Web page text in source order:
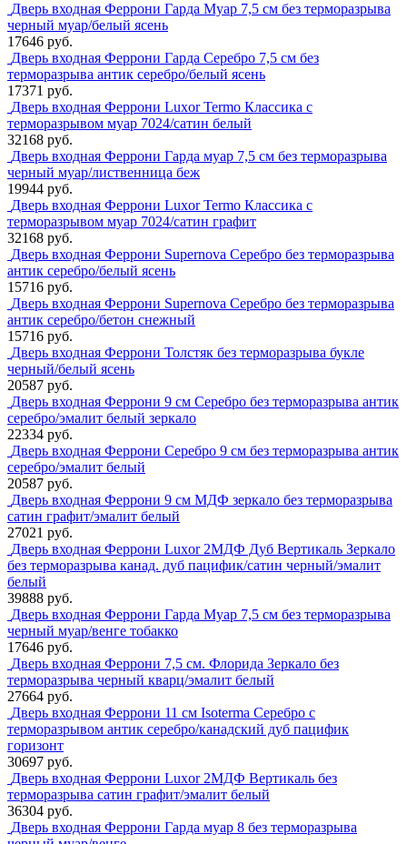
Дверь входная Феррони Гарда Муар 7,5 см без терморазрыва
черный муар/белый ясень
17646 руб.
Дверь входная Феррони Гарда Серебро 7,5 см без
терморазрыва антик серебро/белый ясень
17371 руб.
Дверь входная Феррони Luxor Termo Классика с
терморазрывом муар 7024/сатин белый
32168 руб.
Дверь входная Феррони Гарда муар 7,5 см без терморазрыва
черный муар/лиственница беж
19944 руб.
Дверь входная Феррони Luxor Termo Классика с
терморазрывом муар 7024/сатин графит
32168 руб.
Дверь входная Феррони Supernova Серебро без терморазрыва
антик серебро/белый ясень
15716 руб.
Дверь входная Феррони Supernova Серебро без терморазрыва
антик серебро/бетон снежный
15716 руб.
Дверь входная Феррони Толстяк без терморазрыва букле
черный/белый ясень
20587 руб.
Дверь входная Феррони 9 см Серебро без терморазрыва антик
серебро/эмалит белый зеркало
22334 руб.
Дверь входная Феррони Серебро 9 см без терморазрыва антик
серебро/эмалит белый
20587 руб.
Дверь входная Феррони 9 см МДФ зеркало без терморазрыва
сатин графит/эмалит белый
27021 руб.
Дверь входная Феррони Luxor 2МДФ Дуб Вертикаль Зеркало
без терморазрыва канад. дуб пацифик/сатин черный/эмалит
белый
39888 руб.
Дверь входная Феррони Гарда Муар 7,5 см без терморазрыва
черный муар/венге тобакко
17646 руб.
Дверь входная Феррони 7,5 см. Флорида Зеркало без
терморазрыва черный кварц/эмалит белый
27664 руб.
Дверь входная Феррони 11 см Isoterma Серебро с
терморазрывом антик серебро/канадский дуб пацифик
горизонт
30697 руб.
Дверь входная Феррони Luxor 2МДФ Вертикаль без
терморазрыва сатин графит/эмалит белый
36304 руб.
Дверь входная Феррони Гарда муар 8 без терморазрыва